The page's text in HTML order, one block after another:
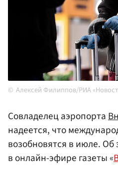
Алексей Филиппов/РИА
Совладелец аэропорта
надеется, что
возобновятся в июле. Об
в онлайн-эфире газеты «